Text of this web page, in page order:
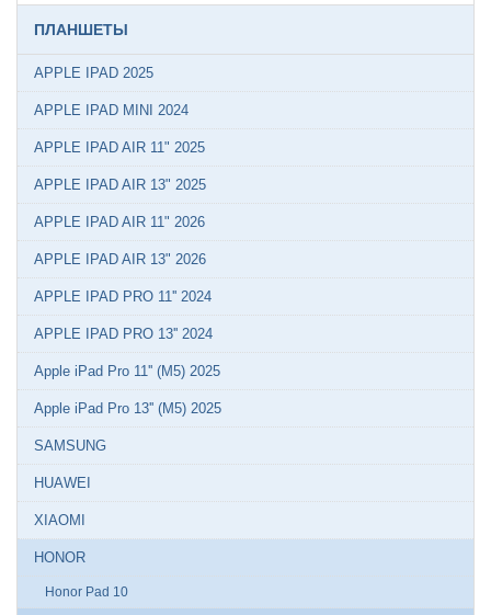
ПЛАНШЕТЫ
APPLE IPAD 2025
APPLE IPAD MINI 2024
APPLE IPAD AIR 11" 2025
APPLE IPAD AIR 13" 2025
APPLE IPAD AIR 11" 2026
APPLE IPAD AIR 13" 2026
APPLE IPAD PRO 11'' 2024
APPLE IPAD PRO 13'' 2024
Apple iPad Pro 11'' (M5) 2025
Apple iPad Pro 13'' (M5) 2025
SAMSUNG
HUAWEI
XIAOMI
HONOR
Honor Pad 10